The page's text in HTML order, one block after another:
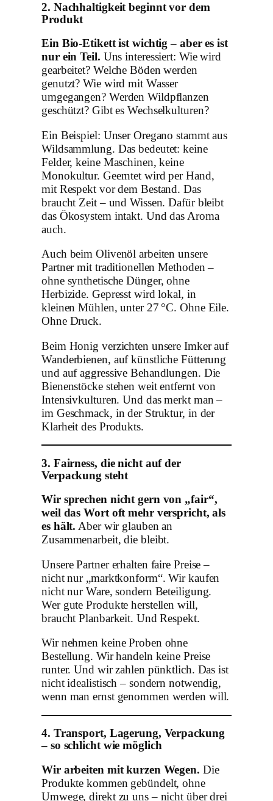
2. Nachhaltigkeit beginnt vor dem
Produkt
Ein Bio-Etikett ist wichtig – aber es ist
nur ein Teil. Uns interessiert: Wie wird
gearbeitet? Welche Böden werden
genutzt? Wie wird mit Wasser
umgegangen? Werden Wildpflanzen
geschützt? Gibt es Wechselkulturen?
Ein Beispiel: Unser Oregano stammt aus
Wildsammlung. Das bedeutet: keine
Felder, keine Maschinen, keine
Monokultur. Geerntet wird per Hand,
mit Respekt vor dem Bestand. Das
braucht Zeit – und Wissen. Dafür bleibt
das Ökosystem intakt. Und das Aroma
auch.
Auch beim Olivenöl arbeiten unsere
Partner mit traditionellen Methoden –
ohne synthetische Dünger, ohne
Herbizide. Gepresst wird lokal, in
kleinen Mühlen, unter 27 °C. Ohne Eile.
Ohne Druck.
Beim Honig verzichten unsere Imker auf
Wanderbienen, auf künstliche Fütterung
und auf aggressive Behandlungen. Die
Bienenstöcke stehen weit entfernt von
Intensivkulturen. Und das merkt man –
im Geschmack, in der Struktur, in der
Klarheit des Produkts.
3. Fairness, die nicht auf der
Verpackung steht
Wir sprechen nicht gern von „fair“,
weil das Wort oft mehr verspricht, als
es hält. Aber wir glauben an
Zusammenarbeit, die bleibt.
Unsere Partner erhalten faire Preise –
nicht nur „marktkonform“. Wir kaufen
nicht nur Ware, sondern Beteiligung.
Wer gute Produkte herstellen will,
braucht Planbarkeit. Und Respekt.
Wir nehmen keine Proben ohne
Bestellung. Wir handeln keine Preise
runter. Und wir zahlen pünktlich. Das ist
nicht idealistisch – sondern notwendig,
wenn man ernst genommen werden will.
4. Transport, Lagerung, Verpackung
– so schlicht wie möglich
Wir arbeiten mit kurzen Wegen. Die
Produkte kommen gebündelt, ohne
Umwege, direkt zu uns – nicht über drei